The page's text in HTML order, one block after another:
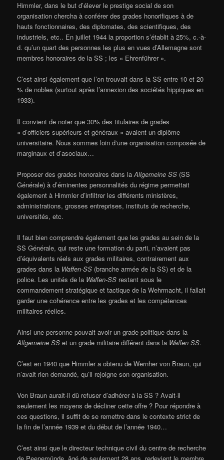
Himmler, dans le but d’élever le prestige social de son
organisation chercha à conférer des grades honorifiques à de
hauts fonctionnaires, des diplomates, des scientifiques, des
industriels, etc.. En juillet 1944 la proportion s’établit à 25%, c.-à-
d. qu’un quart des personnes les plus en vues d’Allemagne sont
membres honoraires de la SS ; les « Ehrenführer ».
C’est ainsi également que l’on trouvait dans la SS entre 10 et 20
% de nobles (surtout après l’annexion des sociétés hippiques en
1933).
Il convient de noter que 30% des titulaires de grades
« d’officiers supérieurs et généraux » avaient un diplôme
universitaire. Nous sommes loin d‘une organisation composée de
marginaux et d’asociaux…
Proposer des grades honoraires dans laAllgemeine SS (SS
Générale) à d’éminentes personnalités du régime permettait
également à Himmler d’infiltrer les différents ministères,
administrations, grosses entreprises, instituts de recherche,
universités, etc.
Il faut bien comprendre également que les grades au sein de la
SS Générale, qui reste une formation du parti, n’avaient pas
d’équivalents réels aux grades militaires, contrairement aux
grades dans la Waffen-SS (branche armée de la SS) et de la
police. Les unités de la Waffen-SS restant sous le
commandement stratégique et tactique de la Wehrmacht, il fallait
garder une cohérence entre les grades et les compétences
militaires réelles.
Ainsi une personne pouvait avoir un grade politique dans la
Allgemeine SS et un grade militaire différent dans la Waffen SS.
C’est en 1940 que Himmler a obtenu de Wernher von Braun, qui
n’avait rien demandé, qu’il rejoigne son organisation.
Von Braun aurait-il dû refuser d’adhérer à la SS ? Avait-il
seulement les moyens de décliner cette offre ? Pour répondre à
ces questions, il suffit de se remettre dans le contexte strict de
la fin de l’année 1939 et du début de l’année 1940…
C’est ainsi que le directeur technique civil du centre de recherche